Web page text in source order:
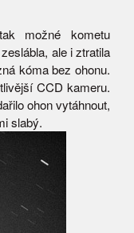
možné kometu
ale i ztratila
kóma bez ohonu.
CCD kameru.
ohon vytáhnout,
slabý.